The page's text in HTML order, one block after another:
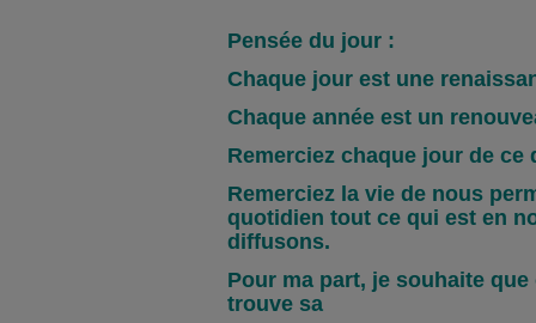
Pensée du jour :
Chaque jour est une
Chaque année est un
Remerciez chaque jour de
Remerciez la vie de nous
quotidien tout ce qui est en
diffusons.
Pour ma part, je souhaite
trouve sa